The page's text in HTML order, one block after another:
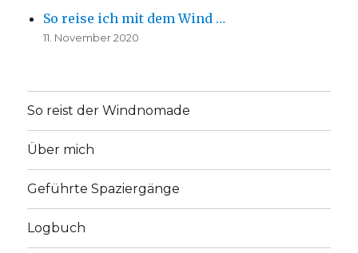
So reise ich mit dem Wind …
11. November 2020
So reist der Windnomade
Über mich
Geführte Spaziergänge
Logbuch